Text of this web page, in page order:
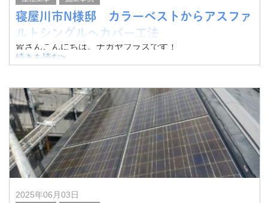
寝屋川市N様邸 カラーベストからアスファ
ルトシングルへカバー工法
皆さんこんにちは。ナガヤプラスです！
今回は寝屋川市N様邸にて、カラーベストからアスファル
その様子をご紹介したいと思います。
既存の屋根
続きを読む>
2025年06月03日